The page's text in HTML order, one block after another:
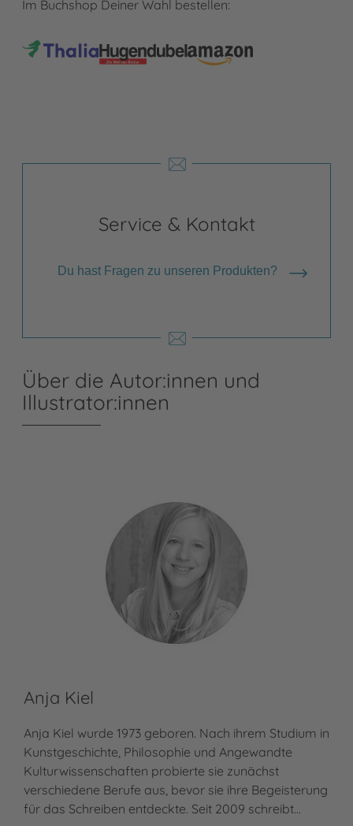
Im Buchshop Deiner Wahl bestellen:
Service & Kontakt
Du hast Fragen zu unseren Produkten?
Über die Autor:innen und
Illustrator:innen
Anja Kiel
Anja Kiel wurde 1973 geboren. Nach ihrem Studium in
Kunstgeschichte, Philosophie und Angewandte
Kulturwissenschaften probierte sie zunächst
verschiedene Berufe aus, bevor sie ihre Begeisterung
für das Schreiben entdeckte. Seit 2009 schreibt…